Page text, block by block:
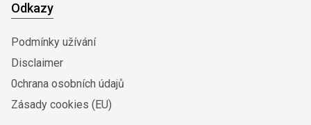
Odkazy
Podmínky užívání
Disclaimer
0chrana osobních údajů
Zásady cookies (EU)